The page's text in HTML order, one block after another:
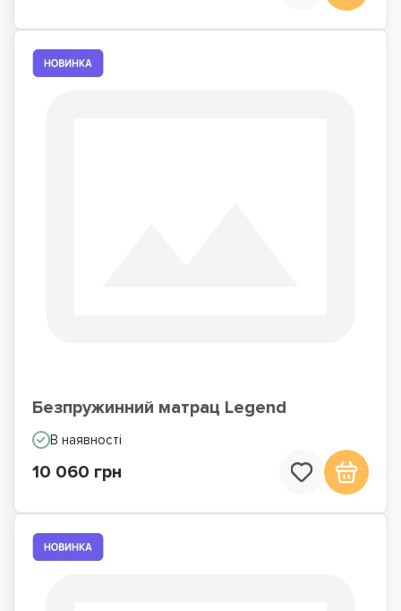
Безпружинний матрац Legend
В наявності
10 060 грн